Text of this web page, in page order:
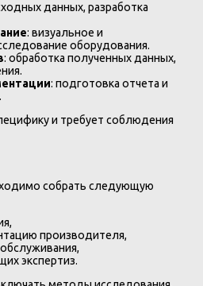
данных, разработка
: визуальное и
оборудования.
: обработка полученных данных,
: подготовка отчета и
и требует соблюдения
собрать следующую
производителя,
экспертиз.